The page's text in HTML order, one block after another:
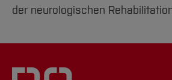
der neurologischen